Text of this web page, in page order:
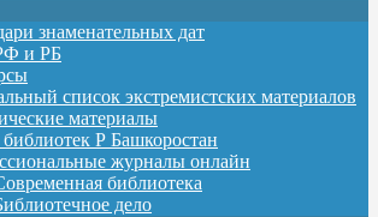
знаменательных дат
и РБ
список экстремистских материалов
материалы
Р Башкоростан
журналы онлайн
библиотека
дело